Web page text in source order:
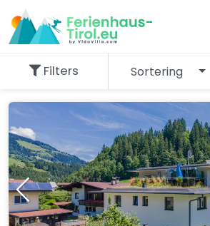
resultaten
Filters Sortering